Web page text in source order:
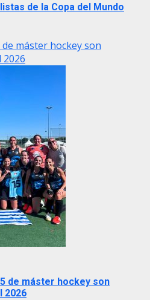
de la Copa del Mundo
de máster hockey son
de máster hockey son
2026